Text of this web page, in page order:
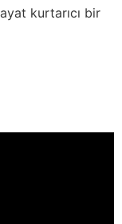
kurtarıcı bir